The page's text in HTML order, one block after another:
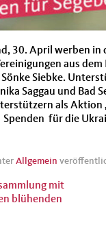
30. April werben in
aus
Siebke.
Saggau und Bad
als Aktion
Spenden für die
Allgemein
mit
blühenden